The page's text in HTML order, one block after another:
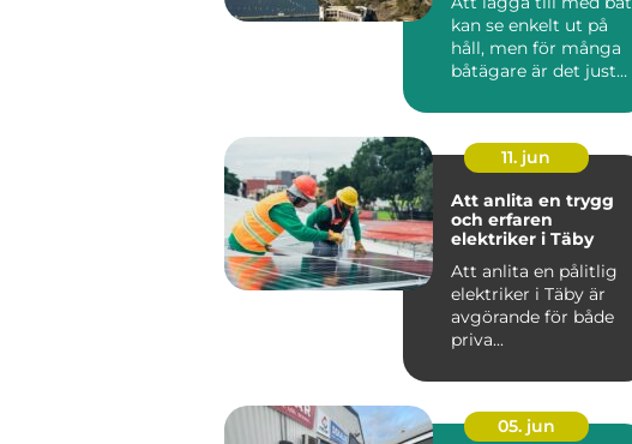
kan se enkelt ut på
håll, men för många
båtägare är det just
11. jun
Att anlita en trygg
och erfaren
elektriker i Täby
Att anlita en pålitlig
elektriker i Täby är
avgörande för både
priva...
05. jun